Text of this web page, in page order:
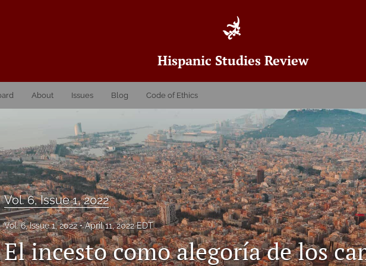
Hispanic Studies Review
About Issues Blog Code of Ethics
Vol. 6, Issue 1, 2022
Vol. 6, Issue 1, 2022 April 11, 2022 EDT
El incesto como alegoría de los